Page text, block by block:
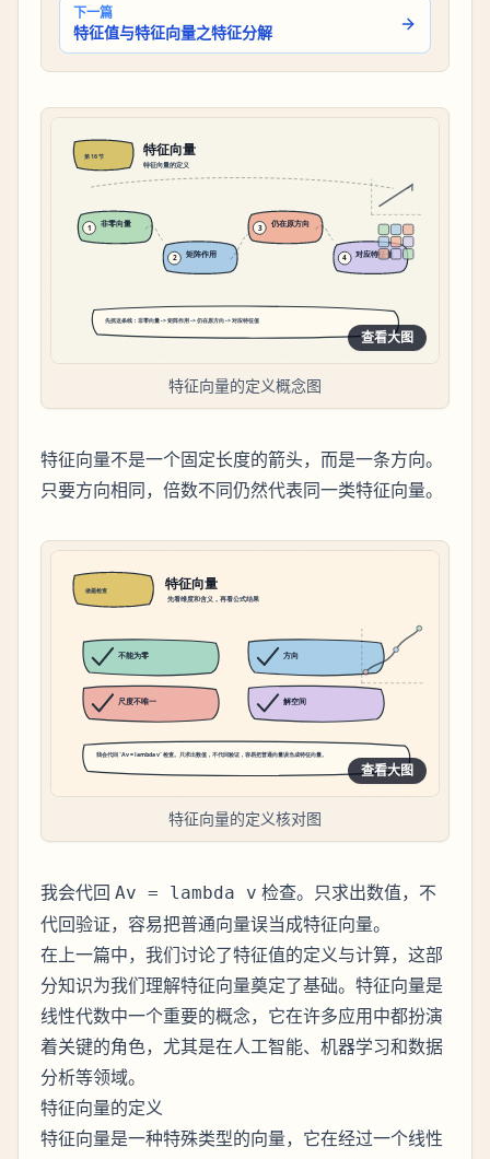
下一篇
特征值与特征向量之特征分解
查看大图
特征向量的定义概念图
特征向量不是一个固定长度的箭头，而是一条方向。
只要方向相同，倍数不同仍然代表同一类特征向量。
查看大图
特征向量的定义核对图
我会代回 Av = lambda v 检查。只求出数值，不
代回验证，容易把普通向量误当成特征向量。
在上一篇中，我们讨论了特征值的定义与计算，这部
分知识为我们理解特征向量奠定了基础。特征向量是
线性代数中一个重要的概念，它在许多应用中都扮演
着关键的角色，尤其是在人工智能、机器学习和数据
分析等领域。
特征向量的定义
特征向量是一种特殊类型的向量，它在经过一个线性